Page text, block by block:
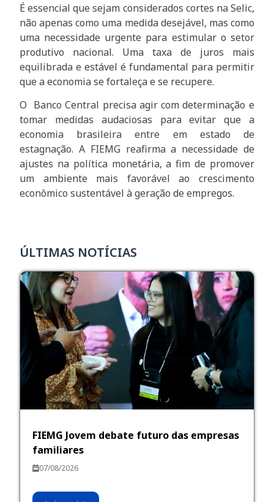
É essencial que sejam considerados cortes na Selic,
não apenas como uma medida desejável, mas como
uma necessidade urgente para estimular o setor
produtivo nacional. Uma taxa de juros mais
equilibrada e estável é fundamental para permitir
que a economia se fortaleça e se recupere.
O Banco Central precisa agir com determinação e
tomar medidas audaciosas para evitar que a
economia brasileira entre em estado de
estagnação. A FIEMG reafirma a necessidade de
ajustes na política monetária, a fim de promover
um ambiente mais favorável ao crescimento
econômico sustentável à geração de empregos.
ÚLTIMAS NOTÍCIAS
FIEMG Jovem debate futuro das empresas
familiares
07/08/2026